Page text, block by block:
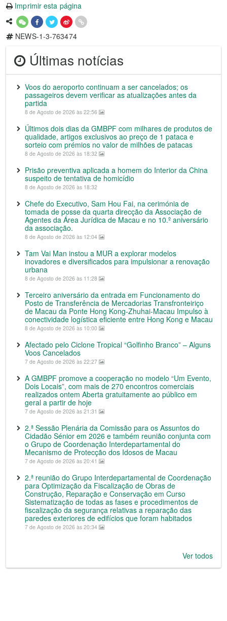
Imprimir esta página
NEWS-1-3-763474
Últimas notícias
Voos do aeroporto continuam a ser cancelados; os
passageiros devem verificar as atualizações antes da
partida
8 de Agosto de 2026 às 22:56
Últimos dois dias da GMBPF com milhares de produtos de
qualidade, artigos exclusivos ao preço de 1 pataca e
sorteio com prémios no valor de milhões de patacas
8 de Agosto de 2026 às 18:32
Prisão preventiva aplicada a homem do Interior da China
suspeito de tentativa de homicídio
8 de Agosto de 2026 às 18:32
Chefe do Executivo, Sam Hou Fai, na cerimónia de
tomada de posse da quarta direcção da Associação de
Agentes da Área Jurídica de Macau e no 10.º aniversário
da associação.
8 de Agosto de 2026 às 12:04
Tam Vai Man instou a MUR a explorar modelos
inovadores e diversificados para impulsionar a renovação
urbana
8 de Agosto de 2026 às 11:28
Terceiro aniversário da entrada em Funcionamento do
Posto de Transferência de Mercadorias Transfronteiriço
de Macau da Ponte Hong Kong-Zhuhai-Macau Impulso à
conectividade logística eficiente entre Hong Kong e Macau
8 de Agosto de 2026 às 10:00
Afectado pelo Ciclone Tropical “Golfinho Branco” – Alguns
Voos Cancelados
7 de Agosto de 2026 às 22:27
A GMBPF promove a cooperação no modelo “Um Evento,
Dois Locais”, com mais de 270 encontros comerciais
realizados ontem Aberta gratuitamente ao público em
geral a partir de hoje
7 de Agosto de 2026 às 21:31
2.ª Sessão Plenária da Comissão para os Assuntos do
Cidadão Sénior em 2026 e também reunião conjunta com
o Grupo de Coordenação Interdepartamental do
Mecanismo de Protecção dos Idosos de Macau
7 de Agosto de 2026 às 20:41
2.ª reunião do Grupo Interdepartamental de Coordenação
para Optimização da Fiscalização de Obras de
Construção, Reparação e Conservação em Curso
Sistematização de todas as fases e procedimentos de
fiscalização da segurança relativas a reparação das
paredes exteriores de edifícios que foram habitados
7 de Agosto de 2026 às 20:34
Ver todos